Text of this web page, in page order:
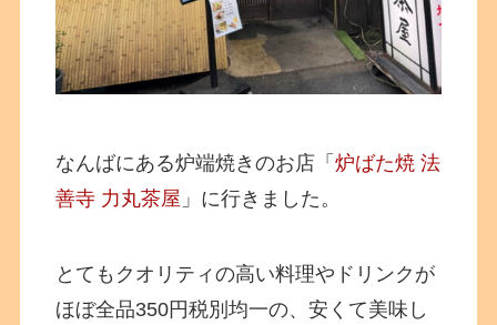
なんばにある炉端焼きのお店「炉ばた焼 法
善寺 力丸茶屋 」に行きました。
とてもクオリティの高い料理やドリンクが
ほぼ全品350円税別均一の、安くて美味し